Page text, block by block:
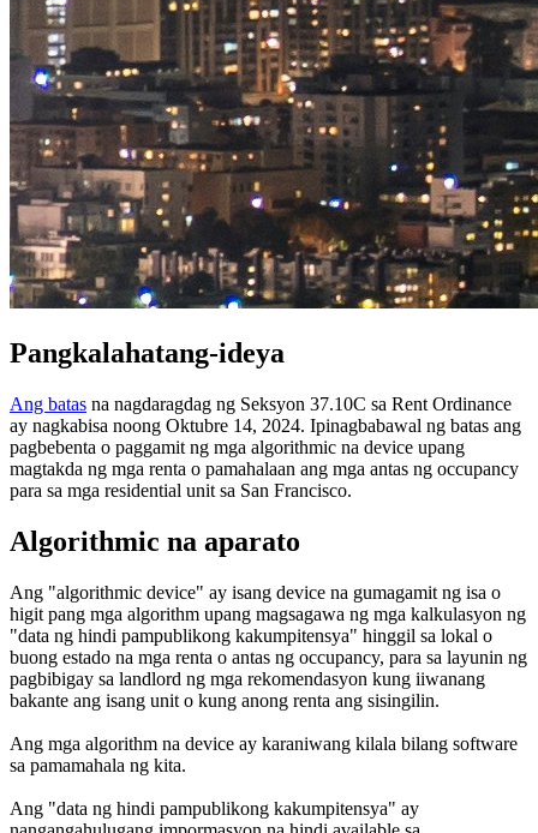
Pangkalahatang-ideya
Ang batas na nagdaragdag ng Seksyon 37.10C sa Rent Ordinance
ay nagkabisa noong Oktubre 14, 2024. Ipinagbabawal ng batas ang
pagbebenta o paggamit ng mga algorithmic na device upang
magtakda ng mga renta o pamahalaan ang mga antas ng occupancy
para sa mga residential unit sa San Francisco.
Algorithmic na aparato
Ang "algorithmic device" ay isang device na gumagamit ng isa o
higit pang mga algorithm upang magsagawa ng mga kalkulasyon ng
"data ng hindi pampublikong kakumpitensya" hinggil sa lokal o
buong estado na mga renta o antas ng occupancy, para sa layunin ng
pagbibigay sa landlord ng mga rekomendasyon kung iiwanang
bakante ang isang unit o kung anong renta ang sisingilin.
Ang mga algorithm na device ay karaniwang kilala bilang software
sa pamamahala ng kita.
Ang "data ng hindi pampublikong kakumpitensya" ay